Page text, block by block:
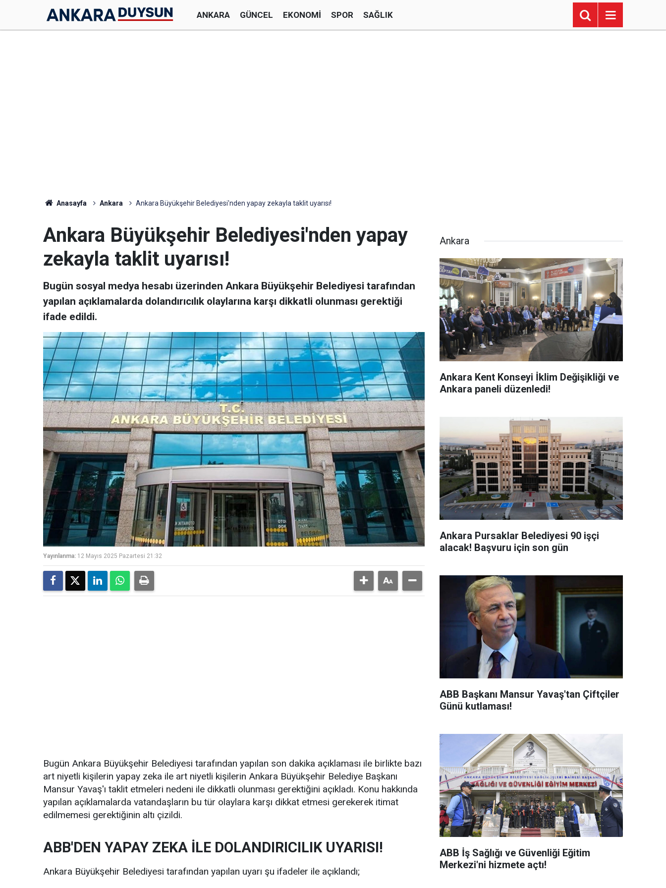
ANKARA GÜNCEL EKONOMI SPOR SAĞLIK
Anasayfa Ankara Ankara Büyükşehir Belediyesi'nden yapay zekayla taklit uyarısı!
Ankara Büyükşehir Belediyesi'nden yapay
zekayla taklit uyarısı!
Bugün sosyal medya hesabı üzerinden Ankara Büyükşehir Belediyesi tarafından
yapılan açıklamalarda dolandırıcılık olaylarına karşı dikkatli olunması gerektiği
ifade edildi.
Yayınlanma: 12 Mayıs 2025 Pazartesi 21:32
Bugün Ankara Büyükşehir Belediyesi tarafından yapılan son dakika açıklaması ile birlikte bazı
art niyetli kişilerin yapay zeka ile art niyetli kişilerin Ankara Büyükşehir Belediye Başkanı
Mansur Yavaş'ı taklit etmeleri nedeni ile dikkatli olunması gerektiğini açıkladı. Konu hakkında
yapılan açıklamalarda vatandaşların bu tür olaylara karşı dikkat etmesi gerekerek itimat
edilmemesi gerektiğinin altı çizildi.
ABB'DEN YAPAY ZEKA İLE DOLANDIRICILIK UYARISI!
Ankara Büyükşehir Belediyesi tarafından yapılan uyarı şu ifadeler ile açıklandı;
Ankara
Ankara Kent Konseyi İklim Değişikliği ve
Ankara paneli düzenledi!
Ankara Pursaklar Belediyesi 90 işçi
alacak! Başvuru için son gün
ABB Başkanı Mansur Yavaş'tan Çiftçiler
Günü kutlaması!
ABB İş Sağlığı ve Güvenliği Eğitim
Merkezi'ni hizmete açtı!